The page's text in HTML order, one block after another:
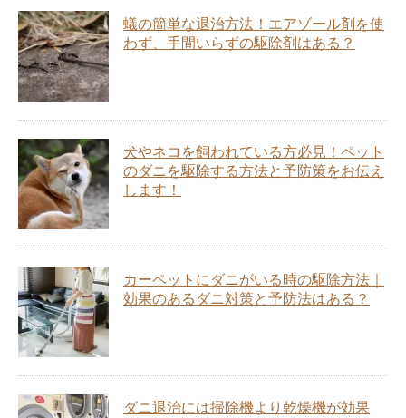
蟻の簡単な退治方法！エアゾール剤を使
わず、手間いらずの駆除剤はある？
犬やネコを飼われている方必見！ペット
のダニを駆除する方法と予防策をお伝え
します！
カーペットにダニがいる時の駆除方法｜
効果のあるダニ対策と予防法はある？
ダニ退治には掃除機より乾燥機が効果